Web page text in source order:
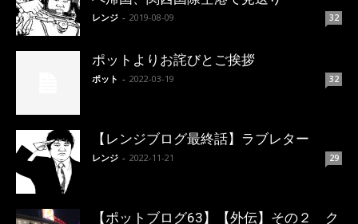
レンジ - 2019-08-09 32
ポットよりお詫びとご挨拶
ポット - 2022-03-19 32
【レンジブログ最終話】ラブレター
レンジ - 2022-11-21 29
【ポットブログ63】【外伝】その２ ク